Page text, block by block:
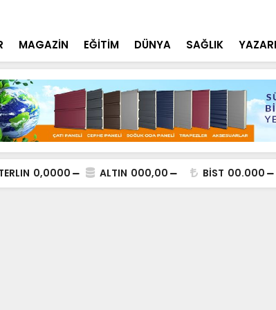
MAGAZİN EĞİTİM DÜNYA SAĞLIK
0,0000 ALTIN 000,00 BİST 00.000